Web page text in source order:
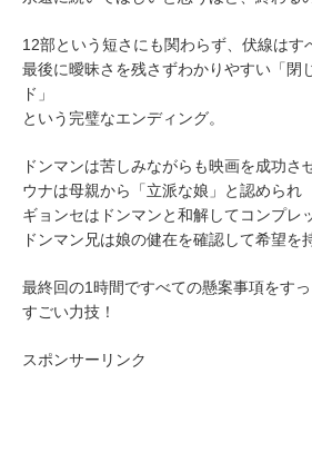
12部という短さにも関わらず、伏線はす
最後に曖昧さを残さずわかりやすい「閉
ド」
という完璧なエンディング。
ドンマンは苦しみながらも映画を成功さ
ウナは母親から「立派な娘」と認められ
ギョンセはドンマンと和解してコンプレ
ドンマン兄は娘の健在を確認して希望を
最終回の1時間ですべての懸案事項をす
すごい力技！
スポンサーリンク